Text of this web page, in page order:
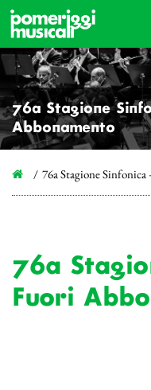
76a Stagione
Abbonamento
76a Stagione
76a
Fuori